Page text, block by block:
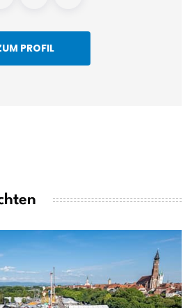
PROFIL